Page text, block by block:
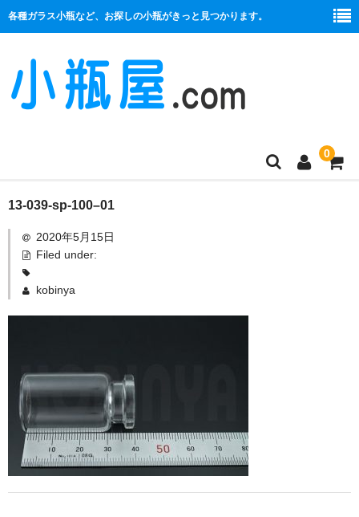
各種ガラス小瓶など、お探しの小瓶がきっと見つかります。
0
商品一覧
絞り口
ストレート
コルク栓
セット
ストラップ付き
13-039-sp-100–01
2020年5月15日
Filed under:
kobinya